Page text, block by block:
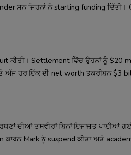
ਸਨ ਜਿਹਨਾਂ ਨੇ starting funding ਦਿੱਤੀ।
ਕੀਤੀ। Settlement ਵਿੱਚ ਉਹਨਾਂ ਨੂੰ $20
ਅੱਜ ਹਰ ਇੱਕ ਦੀ net worth ਤਕਰੀਬਨ $3
ਦੀਆਂ ਤਸਵੀਰਾਂ ਬਿਨਾਂ ਇਜਾਜ਼ਤ
Mark ਨੂੰ suspend ਕੀਤਾ ਅਤੇ